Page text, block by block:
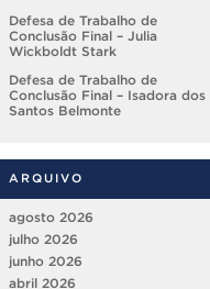
Defesa de Trabalho de
Conclusão Final – Julia
Wickboldt Stark
Defesa de Trabalho de
Conclusão Final – Isadora dos
Santos Belmonte
ARQUIVO
agosto 2026
julho 2026
junho 2026
abril 2026